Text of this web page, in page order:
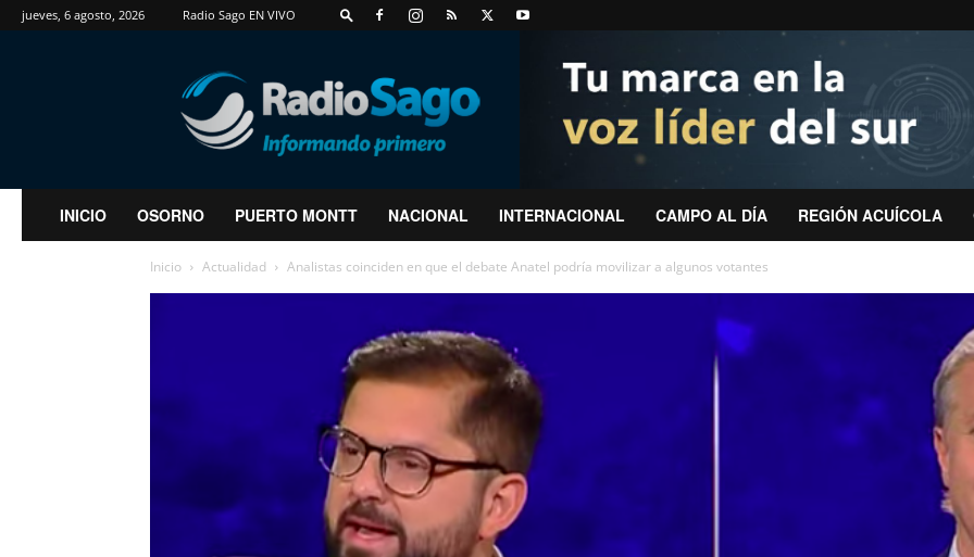
jueves, 6 agosto, 2026 Radio Sago EN VIVO
RadioSago
INICIO OSORNO PUERTO MONTT NACIONAL INTERNACIONAL CAMPO AL DÍA REGIÓN ACUÍCOLA
Inicio Actualidad Analistas coinciden en que el debate Anatel podría movilizar a algunos votantes